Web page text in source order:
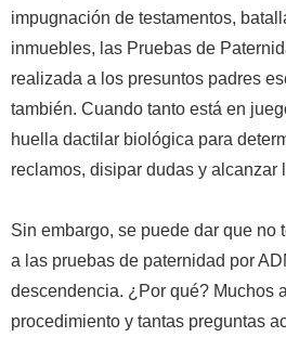
impugnación de testamentos,
inmuebles, las Pruebas de
realizada a los presuntos padres
también. Cuando tanto está en
huella dactilar biológica para
reclamos, disipar dudas y alcanzar
Sin embargo, se puede dar que no
a las pruebas de paternidad por
descendencia. ¿Por qué? Muchos
procedimiento y tantas preguntas